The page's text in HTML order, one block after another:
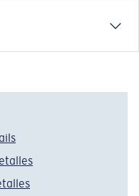
EE. UU. hilado en